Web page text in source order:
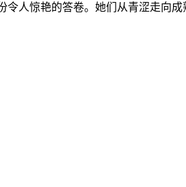
人惊艳的答卷。她们从青涩走向